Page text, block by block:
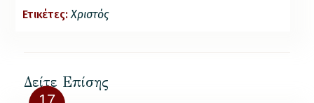
Ετικέτες: Χριστός
Δείτε Επίσης